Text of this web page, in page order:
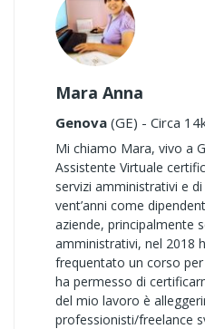
Mara Anna
Genova (GE) - Circa
Mi chiamo Mara, vivo a
Assistente Virtuale
servizi amministrativi e
vent’anni come
aziende, principalmente
amministrativi, nel 2018
frequentato un corso
ha permesso di
del mio lavoro è
professionisti/freelance